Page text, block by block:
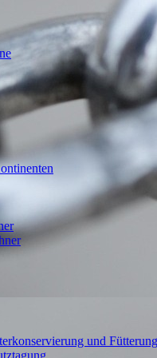
und Fütterung